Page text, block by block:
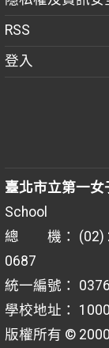
RSS
登入
臺北市立第一女
School
總 機： (02)
0687
統一編號：
學校地址：
版權所有 ©